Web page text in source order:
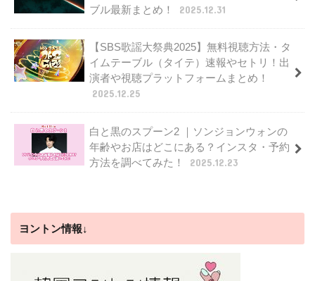
ブル最新まとめ！
2025.12.31
【SBS歌謡大祭典2025】無料視聴方法・タ
イムテーブル（タイテ）速報やセトリ！出
演者や視聴プラットフォームまとめ！
2025.12.25
白と黒のスプーン2 ｜ソンジョンウォンの
年齢やお店はどこにある？インスタ・予約
方法を調べてみた！
2025.12.23
ヨントン情報↓